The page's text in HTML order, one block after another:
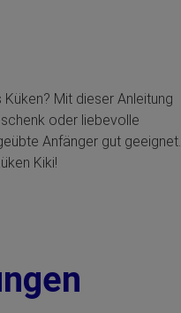
Mit dieser Anleitung
oder liebevolle
Anfänger gut geeignet.
Kiki!